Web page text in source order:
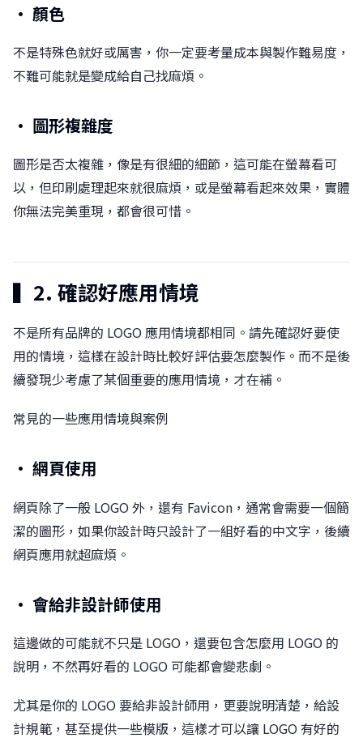
• 顏色
不是特殊色就好或厲害，你一定要考量成本與製作難易度，
不難可能就是變成給自己找麻煩。
• 圖形複雜度
圖形是否太複雜，像是有很細的細節，這可能在螢幕看可
以，但印刷處理起來就很麻煩，或是螢幕看起來效果，實體
你無法完美重現，都會很可惜。
▍2. 確認好應用情境
不是所有品牌的 LOGO 應用情境都相同。󠀠請先確認好要使
用的情境，這樣在設計時比較好評估要怎麼製作。󠀠而不是後
續發現少考慮了某個重要的應用情境，才在補。󠀠
常見的一些應用情境與案例
• 網頁使用
網頁除了一般 LOGO 外，還有 Favicon，通常會需要一個簡
潔的圖形，如果你設計時只設計了一組好看的中文字，後續
網頁應用就超麻煩。
• 會給非設計師使用
這邊做的可能就不只是 LOGO，還要包含怎麼用 LOGO 的
說明，不然再好看的 LOGO 可能都會變悲劇。
尤其是你的 LOGO 要給非設計師用，更要說明清楚，給設
計規範，甚至提供一些模版，這樣才可以讓 LOGO 有好的